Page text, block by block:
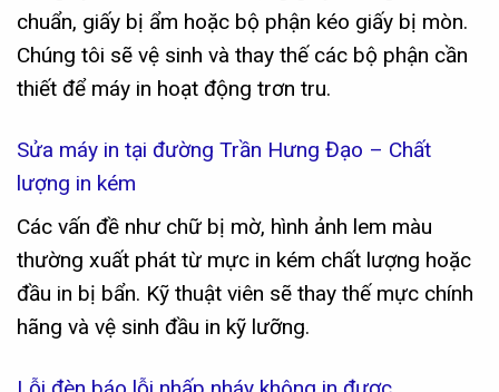
chuẩn, giấy bị ẩm hoặc bộ phận kéo giấy bị mòn.
Chúng tôi sẽ vệ sinh và thay thế các bộ phận cần
thiết để máy in hoạt động trơn tru.
Sửa máy in tại đường Trần Hưng Đạo – Chất
lượng in kém
Các vấn đề như chữ bị mờ, hình ảnh lem màu
thường xuất phát từ mực in kém chất lượng hoặc
đầu in bị bẩn. Kỹ thuật viên sẽ thay thế mực chính
hãng và vệ sinh đầu in kỹ lưỡng.